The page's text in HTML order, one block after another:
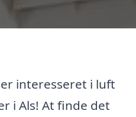
interesseret i luft
i Als! At finde det